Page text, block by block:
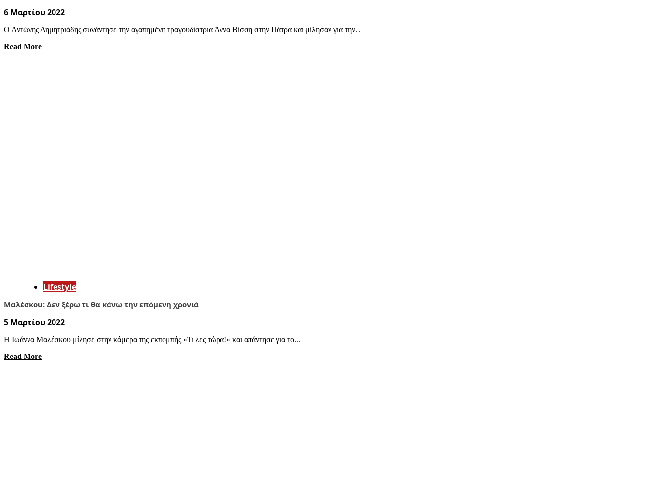
6 Μαρτίου 2022
Ο Αντώνης Δημητριάδης συνάντησε την αγαπημένη τραγουδίστρια Άννα Βίσση στην Πάτρα και μίλησαν για την...
Read More
Lifestyle
Μαλέσκου: Δεν ξέρω τι θα κάνω την επόμενη χρονιά
5 Μαρτίου 2022
Η Ιωάννα Μαλέσκου μίλησε στην κάμερα της εκπομπής «Τι λες τώρα!» και απάντησε για το...
Read More